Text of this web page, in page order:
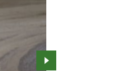
Przejdź do